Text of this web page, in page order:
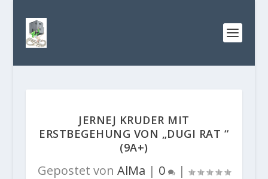
JERNEJ KRUDER MIT
ERSTBEGEHUNG VON „DUGI RAT “
(9A+)
Gepostet von AlMa | 0 |